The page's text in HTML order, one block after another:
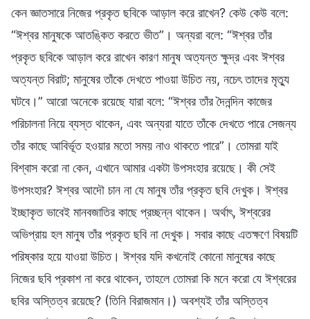
কেন জ্ঞাতসারে নিজের প্রকৃত ছবিকে আড়াল করে রাখেন? কেউ কেউ বলে:
“ঈশ্বর মানুষকে আতঙ্কিত করতে ভীত”। অন্যরা বলে: “ঈশ্বর তাঁর
প্রকৃত ছবিকে আড়াল করে রাখেন কারণ মানুষ অত্যন্ত ক্ষুদ্র এবং ঈশ্বর
অত্যন্ত বিরাট; মানুষের তাঁকে দেখতে পাওয়া উচিত নয়, নচেৎ তাদের মৃত্যু
ঘটবে।” আরো অনেকে রয়েছে যারা বলে: “ঈশ্বর তাঁর দৈনন্দিন কাজের
পরিচালনা নিয়ে ব্যস্ত থাকেন, এবং অন্যরা যাতে তাঁকে দেখতে পারে সেজন্য
তাঁর কাছে আবির্ভূত হওয়ার মতো সময় নাও থাকতে পারে”। তোমরা যাই
বিশ্বাস করো না কেন, এখানে আমার একটা উপসংহার রয়েছে। কী সেই
উপসংহার? ঈশ্বর আদৌ চান না যে মানুষ তাঁর প্রকৃত ছবি দেখুক। ঈশ্বর
ইচ্ছাকৃত ভাবেই মানবজাতির কাছে প্রচ্ছন্ন থাকেন। অর্থাৎ, ঈশ্বরের
অভিপ্রায় হল মানুষ তাঁর প্রকৃত ছবি না দেখুক। সবার কাছে এতক্ষণে বিষয়টি
পরিষ্কার হয়ে যাওয়া উচিত। ঈশ্বর যদি কখনোই কোনো মানুষের কাছে
নিজের ছবি প্রকাশ না করে থাকেন, তাহলে তোমরা কি মনে করো যে ঈশ্বরের
ছবির অস্তিত্ব রয়েছে? (তিনি বিরাজমান।) অবশ্যই তাঁর অস্তিত্ব